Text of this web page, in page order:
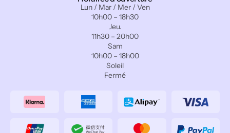
Lun / Mar / Mer / Ven
10h00 – 18h30
Jeu.
11h30 – 20h00
Sam
10h00 – 18h00
Soleil
Fermé